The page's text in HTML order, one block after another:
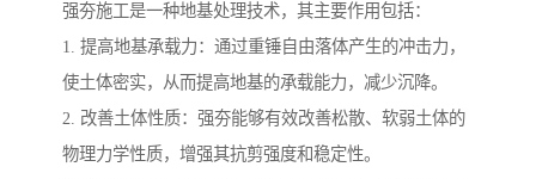
强夯施工是一种地基处理技术，其主要作用包括：
1. 提高地基承载力：通过重锤自由落体产生的冲击力，
使土体密实，从而提高地基的承载能力，减少沉降。
2. 改善土体性质：强夯能够有效改善松散、软弱土体的
物理力学性质，增强其抗剪强度和稳定性。